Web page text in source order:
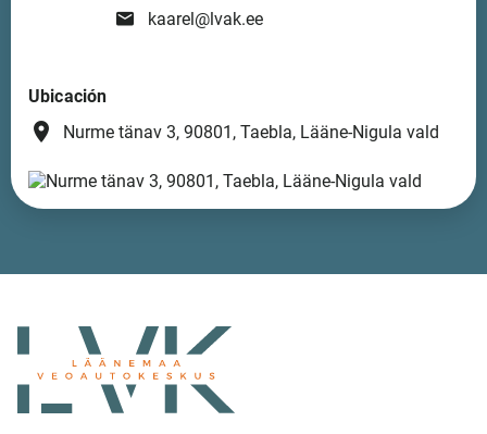
kaarel@lvak.ee
Ubicación
place Nurme tänav 3, 90801, Taebla, Lääne-Nigula vald